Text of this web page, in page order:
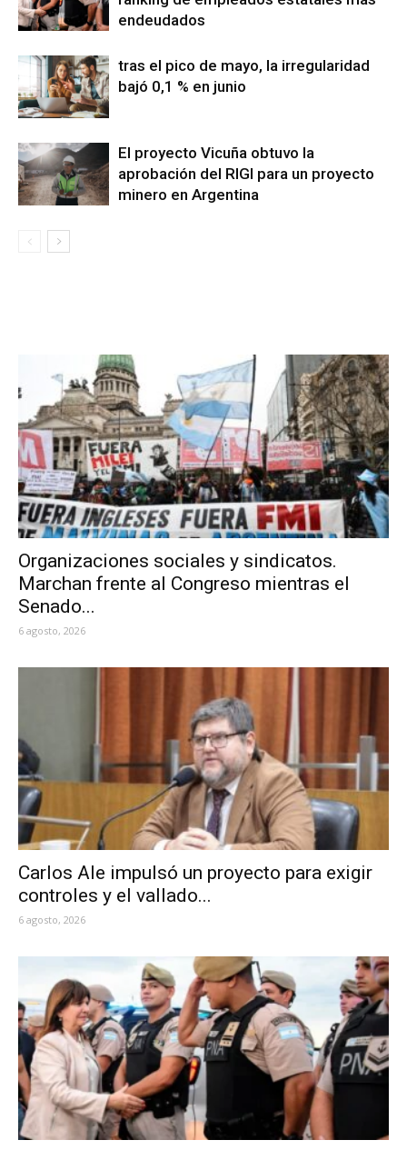
endeudados
tras el pico de mayo, la irregularidad
bajó 0,1 % en junio
El proyecto Vicuña obtuvo la
aprobación del RIGI para un proyecto
minero en Argentina
Organizaciones sociales y sindicatos.
Marchan frente al Congreso mientras el
Senado...
6 agosto, 2026
Carlos Ale impulsó un proyecto para exigir
controles y el vallado...
6 agosto, 2026